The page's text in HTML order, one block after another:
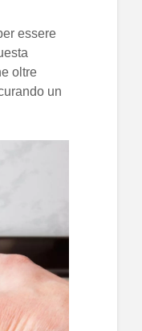
essere
oltre
un